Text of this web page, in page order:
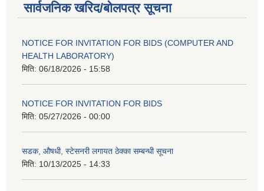
सार्वजनिक खरिद/बोलपत्र सूचना
NOTICE FOR INVITATION FOR BIDS (COMPUTER AND
HEALTH LABORATORY)
मिति: 06/18/2026 - 15:58
NOTICE FOR INVITATION FOR BIDS
मिति: 05/27/2026 - 00:00
सडक, औषधी, स्टेसनरी लगायत ठेक्का सम्बन्धी सूचना
मिति: 10/13/2025 - 14:33